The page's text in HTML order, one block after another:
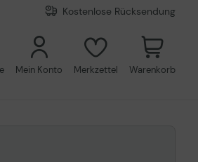
Kostenlose Rücksendung
Mein Konto Merkzettel Warenkorb